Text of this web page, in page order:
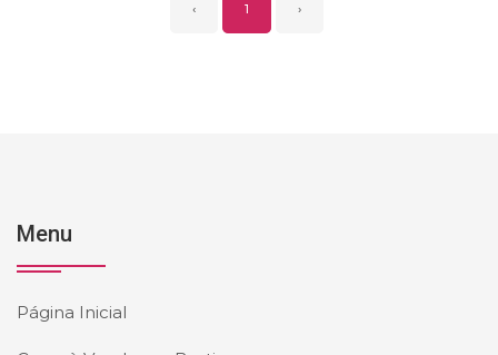
‹ 1 ›
Menu
Página Inicial